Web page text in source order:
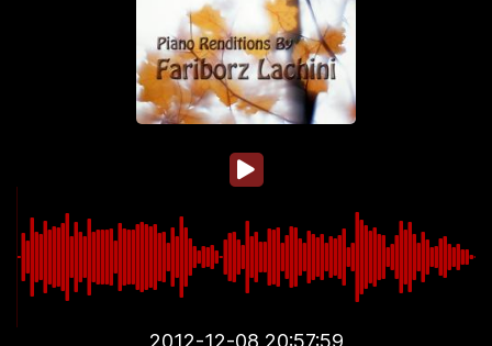
2012-12-08 20:57:59